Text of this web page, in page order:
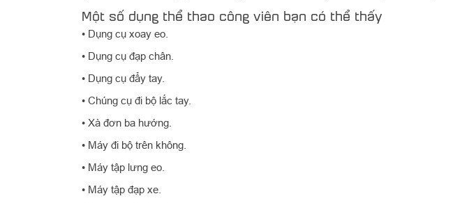
Một số dụng thể thao công viên bạn có thể thấy
• Dụng cụ xoay eo.
• Dụng cụ đạp chân.
• Dụng cụ đẩy tay.
• Chúng cụ đi bộ lắc tay.
• Xà đơn ba hướng.
• Máy đi bộ trên không.
• Máy tập lưng eo.
• Máy tập đạp xe.